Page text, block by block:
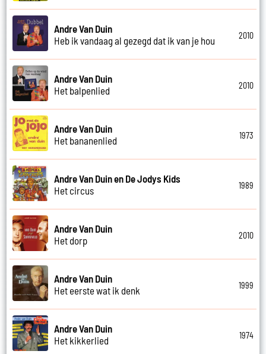
Andre Van Duin
Heb ik vandaag al gezegd dat ik van je hou
2010
Andre Van Duin
Het balpenlied
2010
Andre Van Duin
Het bananenlied
1973
Andre Van Duin en De Jodys Kids
Het circus
1989
Andre Van Duin
Het dorp
2010
Andre Van Duin
Het eerste wat ik denk
1999
Andre Van Duin
Het kikkerlied
1974